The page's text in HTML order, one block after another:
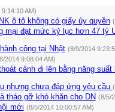
AM)
ô tô không có giấy ủy quyền
mại đạt mức kỷ lục hơn 47 tỷ
công tại Nhật (8/9/2014
2014 9:08:04 AM)
cảnh đi lên bằng năng suất
nhưng chưa đáp ứng yêu cầu
tháo gỡ khó khăn cho DN (8/5/
mới (8/5/2014 10:00:57 AM)